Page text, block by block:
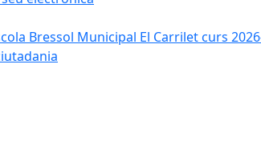
Bressol Municipal El Carrilet curs